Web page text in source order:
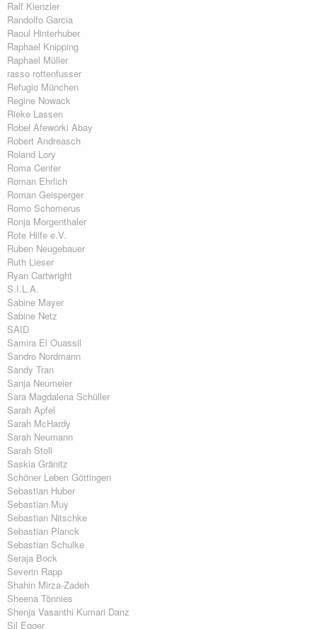
Ralf Kienzler
Randolfo Garcia
Raoul Hinterhuber
Raphael Knipping
Raphael Müller
rasso rottenfusser
Refugio München
Regine Nowack
Rieke Lassen
Robel Afeworki Abay
Robert Andreasch
Roland Lory
Roma Center
Roman Ehrlich
Roman Geisperger
Romo Schomerus
Ronja Morgenthaler
Rote Hilfe e.V.
Ruben Neugebauer
Ruth Lieser
Ryan Cartwright
S.I.L.A.
Sabine Mayer
Sabine Netz
SAID
Samira El Ouassil
Sandro Nordmann
Sandy Tran
Sanja Neumeier
Sara Magdalena Schüller
Sarah Apfel
Sarah McHardy
Sarah Neumann
Sarah Stoll
Saskia Gränitz
Schöner Leben Göttingen
Sebastian Huber
Sebastian Muy
Sebastian Nitschke
Sebastian Planck
Sebastian Schulke
Seraja Bock
Severin Rapp
Shahin Mirza-Zadeh
Sheena Tönnies
Shenja Vasanthi Kumari Danz
Sil Egger